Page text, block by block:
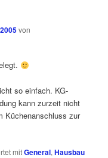
von
so einfach. KG-
kann zurzeit nicht
Küchenanschluss zur
mitGeneral,Hausbau